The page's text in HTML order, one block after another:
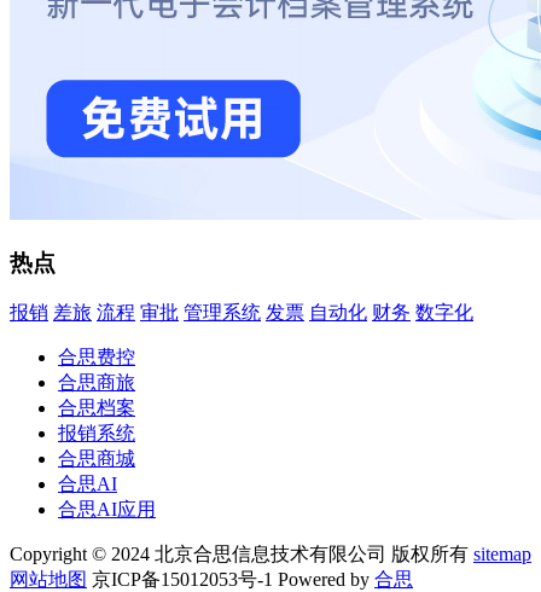
热点
报销 差旅 流程 审批 管理系统 发票 自动化 财务 数字化
合思费控
合思商旅
合思档案
报销系统
合思商城
合思AI
合思AI应用
Copyright © 2024 北京合思信息技术有限公司 版权所有 sitemap
网站地图 京ICP备15012053号-1 Powered by 合思